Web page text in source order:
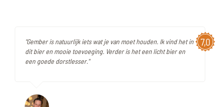
7,0
"Gember is natuurlijk iets wat je van moet houden. Ik vind het in
dit bier en mooie toevoeging. Verder is het een licht bier en
een goede dorstlesser."